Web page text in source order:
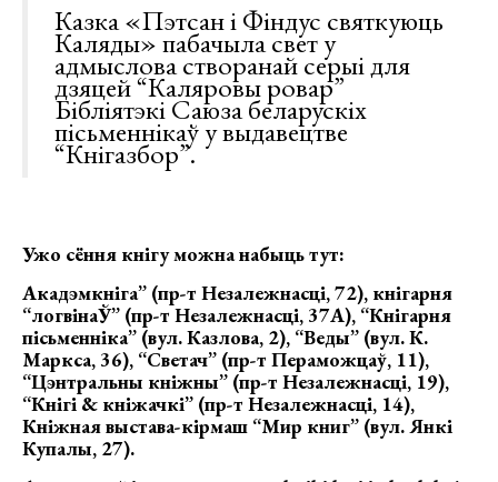
Казка «Пэтсан і Фіндус святкуюць
Каляды» пабачыла свет у
адмыслова створанай серыі для
дзяцей “Каляровы ровар”
Бібліятэкі Саюза беларускіх
пісьменнікаў у выдавецтве
“Кнігазбор”.
Ужо сёння кнігу можна набыць тут:
Акадэмкніга” (пр-т Незалежнасці, 72), кнігарня
“логвінаЎ” (пр-т Незалежнасці, 37А), “Кнігарня
пісьменніка” (вул. Казлова, 2), “Веды” (вул. К.
Маркса, 36), “Светач” (пр-т Пераможцаў, 11),
“Цэнтральны кніжны” (пр-т Незалежнасці, 19),
“Кнігі & кніжачкі” (пр-т Незалежнасці, 14),
Кніжная выстава-кірмаш “Мир книг” (вул. Янкі
Купалы, 27).